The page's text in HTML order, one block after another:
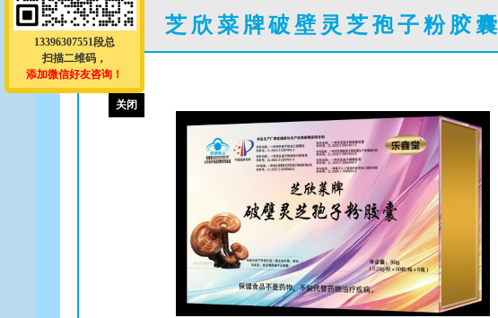
芝欣菜牌破壁灵芝孢子粉胶囊
13396307551段总
扫描二维码，
添加微信好友咨询！
关闭